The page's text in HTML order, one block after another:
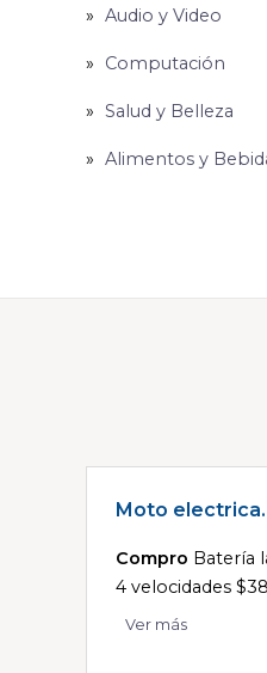
Audio y Video
Computación
Salud y Belleza
Alimentos y
Moto electrica.
Compro Batería
4 velocidades
Ver más